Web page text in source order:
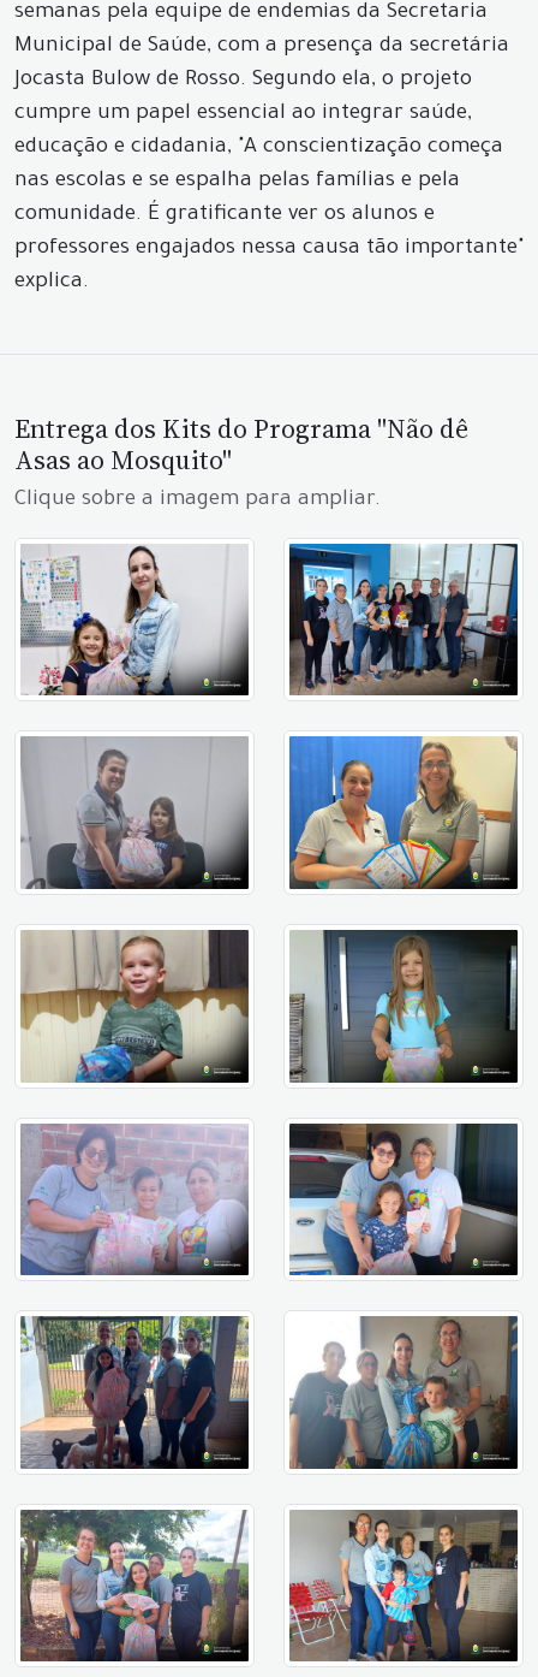
semanas pela equipe de endemias da Secretaria
Municipal de Saúde, com a presença da secretária
Jocasta Bulow de Rosso. Segundo ela, o projeto
cumpre um papel essencial ao integrar saúde,
educação e cidadania, "A conscientização começa
nas escolas e se espalha pelas famílias e pela
comunidade. É gratificante ver os alunos e
professores engajados nessa causa tão importante"
explica.
Entrega dos Kits do Programa "Não dê
Asas ao Mosquito"
Clique sobre a imagem para ampliar.